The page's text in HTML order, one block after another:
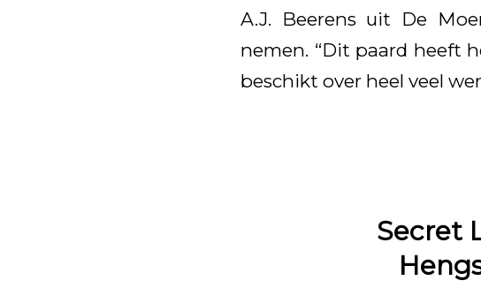
A.J. Beerens uit De
nemen. “Dit paard heeft
beschikt over heel veel
Secret